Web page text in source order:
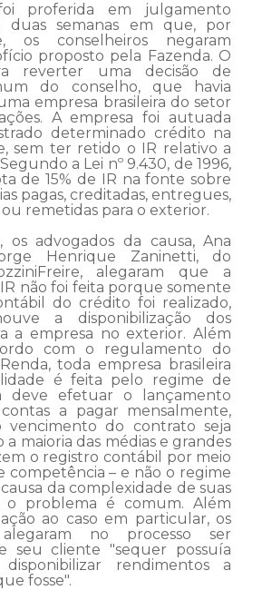
proferida em julgamento
duas semanas em que, por
os conselheiros negaram
proposto pela Fazenda. O
reverter uma decisão de
do conselho, que havia
empresa brasileira do setor
A empresa foi autuada
determinado crédito na
sem ter retido o IR relativo a
a Lei nº 9.430, de 1996,
de 15% de IR na fonte sobre
pagas, creditadas, entregues,
remetidas para o exterior.
os advogados da causa, Ana
Henrique Zaninetti, do
alegaram que a
não foi feita porque somente
do crédito foi realizado,
a disponibilização dos
a empresa no exterior. Além
com o regulamento do
toda empresa brasileira
é feita pelo regime de
deve efetuar o lançamento
a pagar mensalmente,
vencimento do contrato seja
maioria das médias e grandes
o registro contábil por meio
competência – e não o regime
da complexidade de suas
o problema é comum. Além
ao caso em particular, os
alegaram no processo ser
seu cliente "sequer possuía
rendimentos a
fosse".